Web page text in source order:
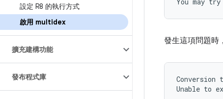
設定 R8 的執行方式
啟用 multidex
擴充建構功能
發布程式庫
發生這項問題時